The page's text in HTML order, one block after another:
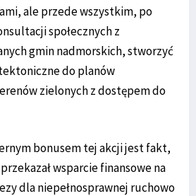
ale przede wszystkim, po
społecznych z
gmin nadmorskich, stworzyć
do planów
zielonych z dostępem do
bonusem tej akcji jest fakt,
wsparcie finansowe na
dla niepełnosprawnej ruchowo